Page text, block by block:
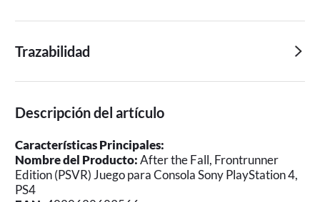
Trazabilidad
Descripción del artículo
Características Principales:
Nombre del Producto:After the Fall, Frontrunner
Edition (PSVR) Juego para Consola Sony PlayStation 4,
PS4